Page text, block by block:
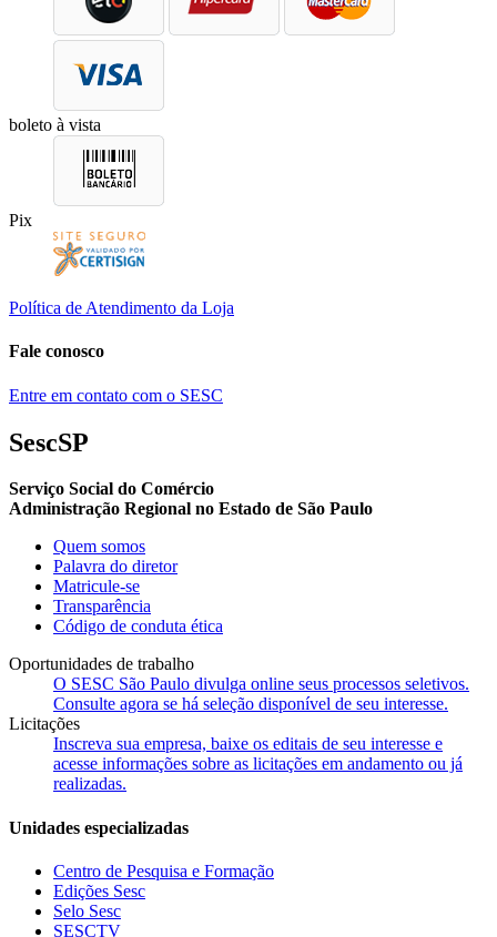
boleto à vista
Pix
Política de Atendimento da Loja
Fale conosco
Entre em contato com o SESC
SescSP
Serviço Social do Comércio
Administração Regional no Estado de São Paulo
Quem somos
Palavra do diretor
Matricule-se
Transparência
Código de conduta ética
Oportunidades de trabalho
O SESC São Paulo divulga online seus processos seletivos.
Consulte agora se há seleção disponível de seu interesse.
Licitações
Inscreva sua empresa, baixe os editais de seu interesse e
acesse informações sobre as licitações em andamento ou já
realizadas.
Unidades especializadas
Centro de Pesquisa e Formação
Edições Sesc
Selo Sesc
SESCTV